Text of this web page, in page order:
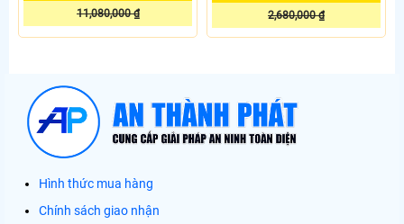
11,080,000 ₫ 2,680,000 ₫
Hình thức mua hàng
Chính sách giao nhận